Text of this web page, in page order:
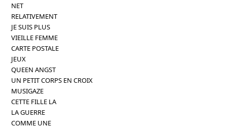
NET
RELATIVEMENT
JE SUIS PLUS
VIEILLE FEMME
CARTE POSTALE
JEUX
QUEEN ANGST
UN PETIT CORPS EN CROIX
MUSIGAZE
CETTE FILLE LA
LA GUERRE
COMME UNE